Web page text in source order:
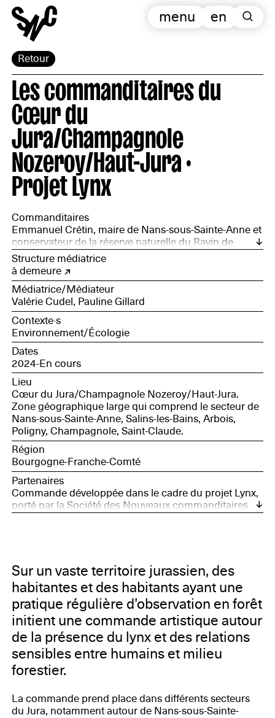
Retour
en
menu
Les commanditaires du
Cœur du
Jura/Champagnole
Nozeroy/Haut-Jura ·
Projet Lynx
Commanditaires
Emmanuel Crétin, maire de Nans-sous-Sainte-Anne et
conservateur de la réserve naturelle du Ravin de
Valbois ; Wim Cuyvers, architecte-forestier ; Amélie
Fleury, documentaliste et poétesse ; Bertrand Formet,
coordinateur numérique éducatif et innovation,
Canopé BFC ; Marjorie Martin, conservatrice bénévole
de la RNR des grottes de la Côte de la Baume ;
Christian, retraité, chasseur.
Structure médiatrice
à demeure
Médiatrice/Médiateur
Valérie Cudel, Pauline Gillard
Contexte·s
Environnement/Écologie
Dates
2024-En cours
Lieu
Cœur du Jura/Champagnole Nozeroy/Haut-Jura.
Zone géographique large qui comprend le secteur de
Nans-sous-Sainte-Anne, Salins-les-Bains, Arbois,
Poligny, Champagnole, Saint-Claude.
Région
Bourgogne-Franche-Comté
Partenaires
Commande développée dans le cadre du projet Lynx,
porté par la Société des Nouveaux commanditaires
avec le soutien de France Nation Verte.
Sur un vaste territoire jurassien, des
habitantes et des habitants ayant une
pratique régulière d’observation en forêt
initient une commande artistique autour
de la présence du lynx et des relations
sensibles entre humains et milieu
forestier.
La commande prend place dans différents secteurs
du Jura, notamment autour de Nans-sous-Sainte-